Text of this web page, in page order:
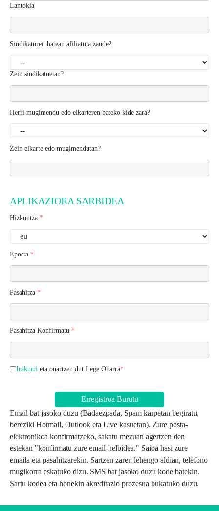
Lantokia
Sindikaturen batean afiliatuta zaude?
Zein sindikatuetan?
Herri mugimendu edo elkarteren bateko kide zara?
Zein elkarte edo mugimendutan?
APLIKAZIORA SARBIDEA
Hizkuntza *
Eposta *
Pasahitza *
Pasahitza Konfirmatu *
Irakurri eta onartzen dut Lege Oharra*
Erregistroa Burutu
Email bat jasoko duzu (Badaezpada, Spam karpetan begiratu,
bereziki Hotmail, Outlook eta Live kasuetan). Zure posta-
elektronikoa konfirmatzeko, sakatu mezuan agertzen den
estekan "konfirmatu zure email-helbidea." Saioa hasi zure
emaila eta pasahitzarekin. Sartzen zaren lehengo aldian, telefono
mugikorra eskatuko dizu. SMS bat jasoko duzu kode batekin.
Sartu kodea eta honekin akreditazio prozesua bukatuko duzu.